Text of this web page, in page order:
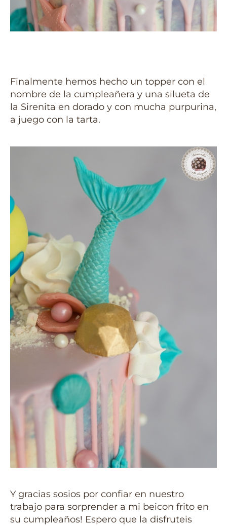
Finalmente hemos hecho un topper con el
nombre de la cumpleañera y una silueta de
la Sirenita en dorado y con mucha purpurina,
a juego con la tarta.
Y gracias sosios por confiar en nuestro
trabajo para sorprender a mi beicon frito en
su cumpleaños! Espero que la disfruteis